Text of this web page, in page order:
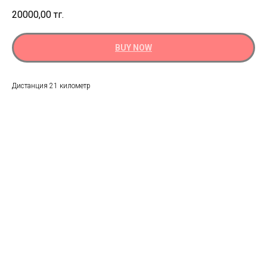
20000,00 тг.
BUY NOW
Дистанция 21 километр